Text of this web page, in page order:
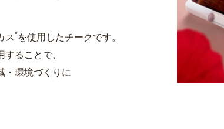
ス*を使用したチークです。
ることで、
・環境づくりに